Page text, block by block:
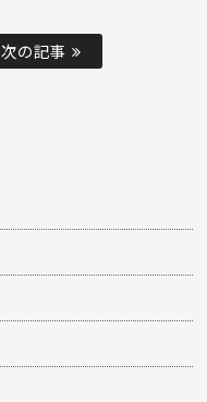
次の記事